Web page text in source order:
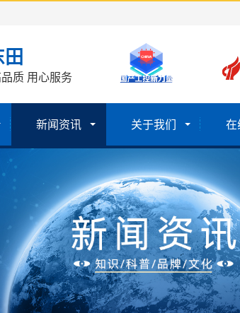
质 用心服务
新闻资讯 关于我们 在